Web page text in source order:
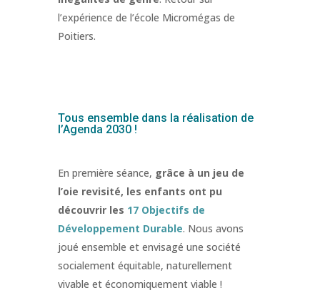
l’expérience de l’école Micromégas de
Poitiers.
Tous ensemble dans la réalisation de
l’Agenda 2030 !
En première séance, grâce à un jeu de
l’oie revisité, les enfants ont pu
découvrir les 17 Objectifs de
Développement Durable. Nous avons
joué ensemble et envisagé une société
socialement équitable, naturellement
vivable et économiquement viable !